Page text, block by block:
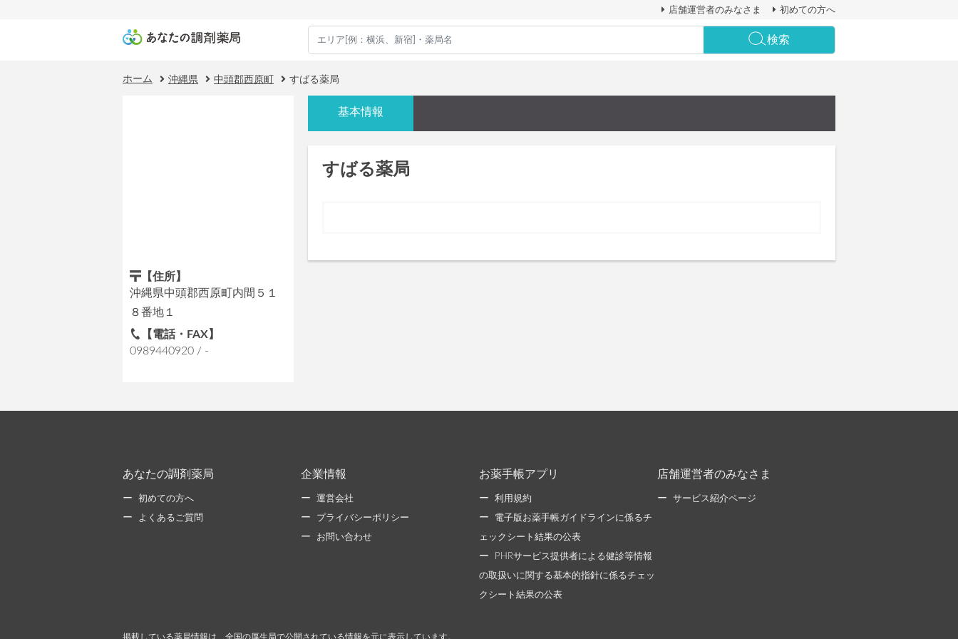
店舗運営者のみなさま 初めての方へ
検索
ホーム 沖縄県 中頭郡西原町 すばる薬局
【住所】
沖縄県中頭郡西原町内間５１
８番地１
【電話・FAX】
0989440920 / -
基本情報
すばる薬局
あなたの調剤薬局
初めての方へ
よくあるご質問
企業情報
運営会社
プライバシーポリシー
お問い合わせ
お薬手帳アプリ
利用規約
電子版お薬手帳ガイドラインに係るチ
ェックシート結果の公表
PHRサービス提供者による健診等情報
の取扱いに関する基本的指針に係るチェッ
クシート結果の公表
店舗運営者のみなさま
サービス紹介ページ
掲載している薬局情報は、全国の厚生局で公開されている情報を元に表示しています。